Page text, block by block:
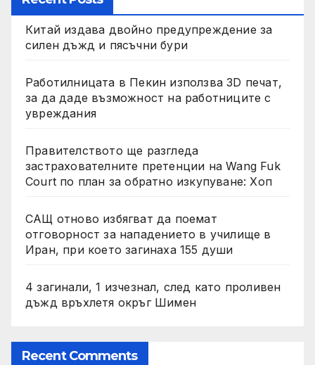
Китай издава двойно предупреждение за
силен дъжд и пясъчни бури
Работилницата в Пекин използва 3D печат,
за да даде възможност на работниците с
увреждания
Правителството ще разгледа
застрахователните претенции на Wang Fuk
Court по план за обратно изкупуване: Хоп
САЩ отново избягват да поемат
отговорност за нападението в училище в
Иран, при което загинаха 155 души
4 загинали, 1 изчезнал, след като проливен
дъжд връхлетя окръг Шимен
Recent Comments